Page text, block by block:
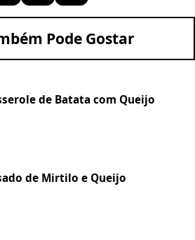
Pode Gostar
de Batata com Queijo
de Mirtilo e Queijo